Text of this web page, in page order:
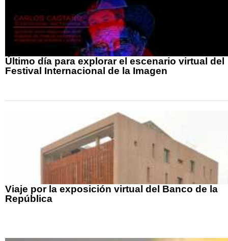
Último día para explorar el escenario virtual del
Festival Internacional de la Imagen
Viaje por la exposición virtual del Banco de la
República